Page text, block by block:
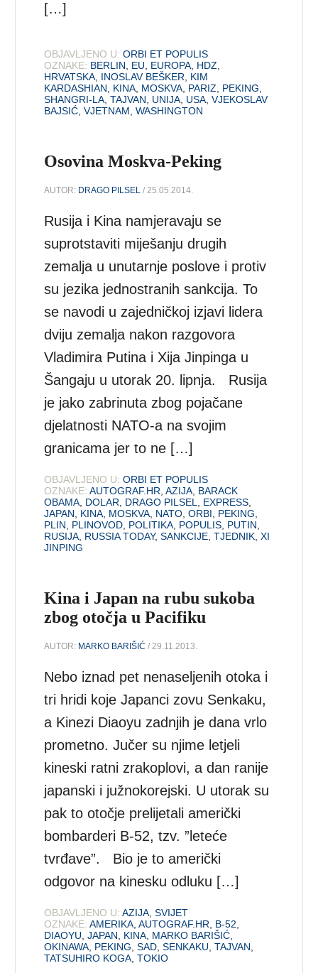
[…]
OBJAVLJENO U: ORBI ET POPULIS
OZNAKE: BERLIN, EU, EUROPA, HDZ,
HRVATSKA, INOSLAV BEŠKER, KIM
KARDASHIAN, KINA, MOSKVA, PARIZ, PEKING,
SHANGRI-LA,TAJVAN, UNIJA, USA,VJEKOSLAV
BAJSIĆ,VJETNAM,WASHINGTON
Osovina Moskva-Peking
AUTOR: DRAGO PILSEL / 25.05.2014.
Rusija i Kina namjeravaju se
suprotstaviti miješanju drugih
zemalja u unutarnje poslove i protiv
su jezika jednostranih sankcija. To
se navodi u zajedničkoj izjavi lidera
dviju zemalja nakon razgovora
Vladimira Putina i Xija Jinpinga u
Šangaju u utorak 20. lipnja. Rusija
je jako zabrinuta zbog pojačane
djelatnosti NATO-a na svojim
granicama jer to ne […]
OBJAVLJENO U: ORBI ET POPULIS
OZNAKE: AUTOGRAF.HR ,AZIJA BARACK
OBAMA DOLAR DRAGO PILSEL EXPRESS
JAPAN
KINA MOSKVA NATO ,ORBI PEKING
PLIN
PLINOVOD POLITIKA POPULIS PUTIN
RUSIJA RUSSIA TODAY,SANKCIJE ,TJEDNIK ,XI
JINPING
Kina i Japan na rubu sukoba
zbog otočja u Pacifiku
AUTOR: MARKO BARIŠIĆ / 29.11.2013.
Nebo iznad pet nenaseljenih otoka i
tri hridi koje Japanci zovu Senkaku,
a Kinezi Diaoyu zadnjih je dana vrlo
prometno. Jučer su njime letjeli
kineski ratni zrakoplovi, a dan ranije
japanski i južnokorejski. U utorak su
pak to otočje prelijetali američki
bombarderi B-52, tzv. ”leteće
tvrđave”. Bio je to američki
odgovor na kinesku odluku […]
OBJAVLJENO U: AZIJA ,SVIJET
OZNAKE: AMERIKA ,AUTOGRAF.HR B-52
DIAOYU ,JAPAN KINA MARKO BARIŠIĆ
OKINAWA PEKING ,SAD ,SENKAKU ,TAJVAN
TATSUHIRO KOGA ,TOKIO